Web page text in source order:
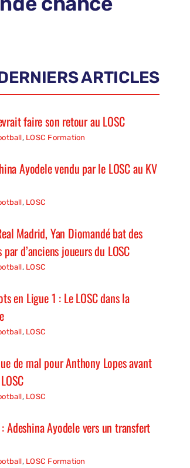
ARTICLES
faire son retour au LOSC
, LOSC Formation
Ayodele vendu par le LOSC au KV
, LOSC
Madrid, Yan Diomandé bat des
d’anciens joueurs du LOSC
, LOSC
en Ligue 1 : Le LOSC dans la
, LOSC
de mal pour Anthony Lopes avant
, LOSC
Adeshina Ayodele vers un transfert
, LOSC Formation